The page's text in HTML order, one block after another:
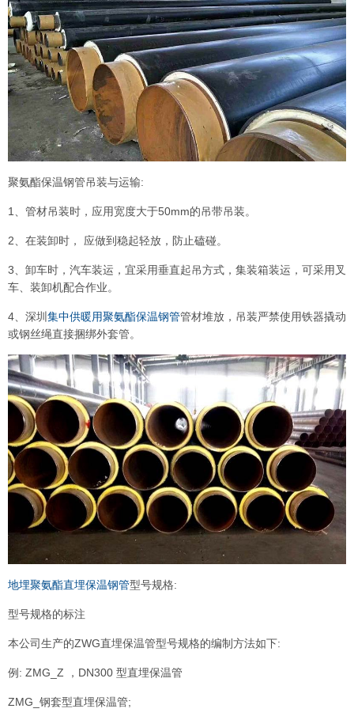
聚氨酯保温钢管吊装与运输:
1、管材吊装时，应用宽度大于50mm的吊带吊装。
2、在装卸时， 应做到稳起轻放，防止磕碰。
3、卸车时，汽车装运，宜采用垂直起吊方式，集装箱装运，可采用叉
车、装卸机配合作业。
4、深圳 集中供暖用聚氨酯保温钢管管材堆放，吊装严禁使用铁器撬动
或钢丝绳直接捆绑外套管。
地埋聚氨酯直埋保温钢管型号规格:
型号规格的标注
本公司生产的ZWG直埋保温管型号规格的编制方法如下:
例: ZMG_Z ，DN300 型直埋保温管
ZMG_钢套型直埋保温管;